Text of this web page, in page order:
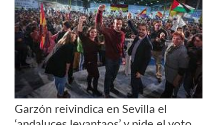
Garzón reivindica en Sevilla el